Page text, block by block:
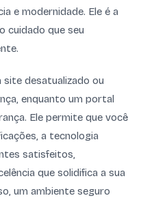
e modernidade. Ele é a
cuidado que seu
site desatualizado ou
enquanto um portal
Ele permite que você
a tecnologia
satisfeitos,
que solidifica a sua
um ambiente seguro